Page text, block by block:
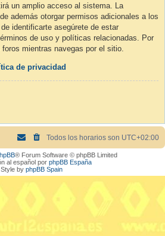
un amplio acceso al sistema. La
además otorgar permisos adicionales a los
identificarte asegúrete de estar
de uso y políticas relacionadas. Por
mientras navegas por el sitio.
de privacidad
Todos los horarios son UTC+02:00
® Forum Software © phpBB Limited
al español por phpBB España
Style by phpBB Spain